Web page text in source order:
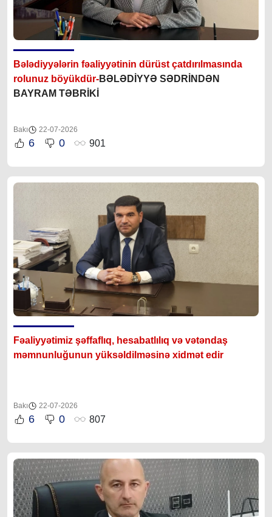
Bələdiyyələrin fəaliyyətinin dürüst çatdırılmasında
rolunuz böyükdür-BƏLƏDİYYƏ SƏDRİNDƏN
BAYRAM TƏBRİKİ
Bakı 22-07-2026
6 0 901
Fəaliyyətimiz şəffaflıq, hesabatlılıq və vətəndaş
məmnunluğunun yüksəldilməsinə xidmət edir
Bakı 22-07-2026
6 0 807